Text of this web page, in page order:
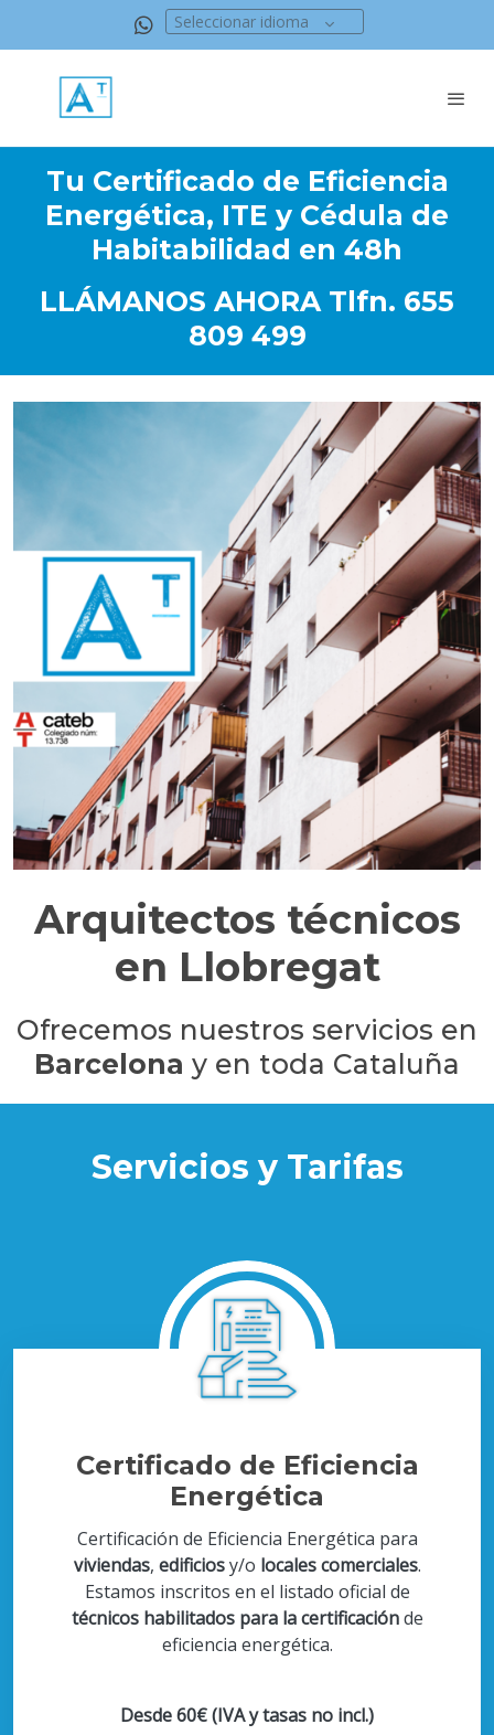
Seleccionar idioma
Tu Certificado de Eficiencia
Energética, ITE y Cédula de
Habitabilidad en 48h
LLÁMANOS AHORA Tlfn. 655
809 499
Arquitectos técnicos
en Llobregat
Ofrecemos nuestros servicios en
Barcelona y en toda Cataluña
Servicios y Tarifas
Certificado de Eficiencia
Energética
Certificación de Eficiencia Energética para
viviendas, edificiosy/o locales comerciales.
Estamos inscritos en el listado oficial de
técnicos habilitados para la certificaciónde
eficiencia energética.
Desde 60€ (IVA y tasas no incl.)